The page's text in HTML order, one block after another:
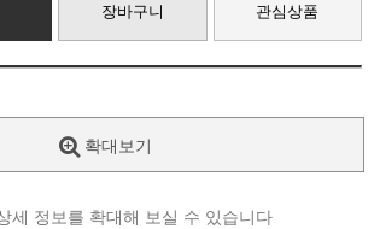
장바구니 관심상품
확대보기
세 정보를 확대해 보실 수 있습니다